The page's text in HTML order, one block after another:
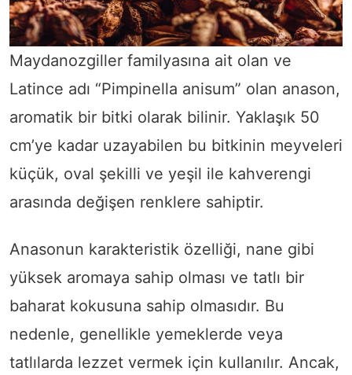
Maydanozgiller familyasına ait olan ve
Latince adı “Pimpinella anisum” olan anason,
aromatik bir bitki olarak bilinir. Yaklaşık 50
cm’ye kadar uzayabilen bu bitkinin meyveleri
küçük, oval şekilli ve yeşil ile kahverengi
arasında değişen renklere sahiptir.
Anasonun karakteristik özelliği, nane gibi
yüksek aromaya sahip olması ve tatlı bir
baharat kokusuna sahip olmasıdır. Bu
nedenle, genellikle yemeklerde veya
tatlılarda lezzet vermek için kullanılır. Ancak,